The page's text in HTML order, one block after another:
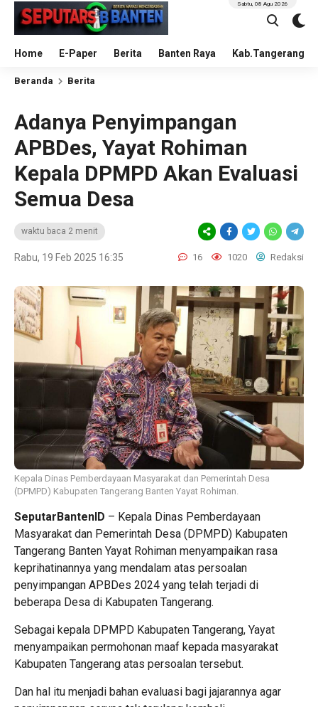
Home E-Paper Berita Banten Raya Kab.Tangerang
Sabtu, 08 Agu 2026
Beranda Berita
Adanya Penyimpangan
APBDes, Yayat Rohiman
Kepala DPMPD Akan Evaluasi
Semua Desa
waktu baca 2 menit
Rabu, 19 Feb 2025 16:35 16 1020 Redaksi
Kepala Dinas Pemberdayaan Masyarakat dan Pemerintah Desa
(DPMPD) Kabupaten Tangerang Banten Yayat Rohiman.
SeputarBantenID – Kepala Dinas Pemberdayaan
Masyarakat dan Pemerintah Desa (DPMPD) Kabupaten
Tangerang Banten Yayat Rohiman menyampaikan rasa
keprihatinannya yang mendalam atas persoalan
penyimpangan APBDes 2024 yang telah terjadi di
beberapa Desa di Kabupaten Tangerang.
Sebagai kepala DPMPD Kabupaten Tangerang, Yayat
menyampaikan permohonan maaf kepada masyarakat
Kabupaten Tangerang atas persoalan tersebut.
Dan hal itu menjadi bahan evaluasi bagi jajarannya agar